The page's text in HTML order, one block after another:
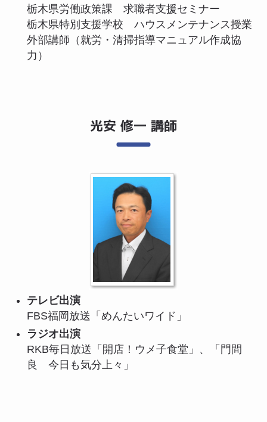
栃木県労働政策課 求職者支援セミナー
栃木県特別支援学校 ハウスメンテナンス授業
外部講師（就労・清掃指導マニュアル作成協
力）
光安 修一 講師
テレビ出演
FBS福岡放送「めんたいワイド」
ラジオ出演
RKB毎日放送「開店！ウメ子食堂」、「門間
良 今日も気分上々」